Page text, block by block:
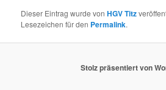
Dieser Eintrag wurde vonHGV Titz
Lesezeichen für den Permalink.
Stolz präsentiert von